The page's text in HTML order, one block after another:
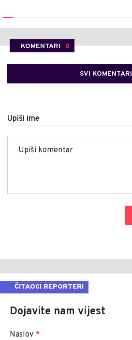
KOMENTARI 0
SVI KOMENTARI
Upiši ime
ČITAOCI REPORTERI
Dojavite nam vijest
Naslov *